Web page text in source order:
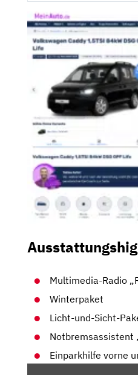
Multimedia-Radio
Winterpaket
Licht-und-Sicht-
Notbremsassistent
Einparkhilfe vorne